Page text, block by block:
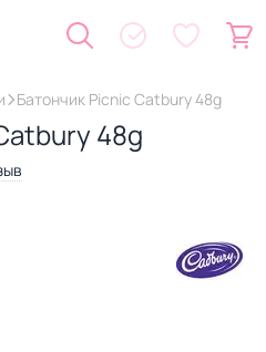
Батончик Picnic Catbury 48g
48g